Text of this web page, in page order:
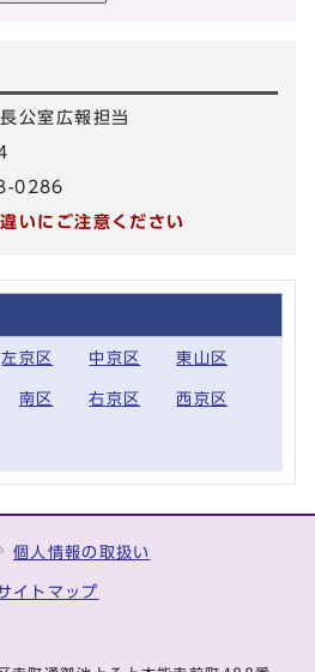
公室広報担当
0286
いにご注意ください
左京区 中京区 東山区
南区 右京区 西京区
個人情報の取扱い
イトマップ